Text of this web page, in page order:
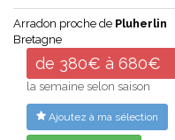
Arradon proche de Pluherlin
Bretagne
de 380€ à 680€
la semaine selon saison
Ajoutez à ma sélection